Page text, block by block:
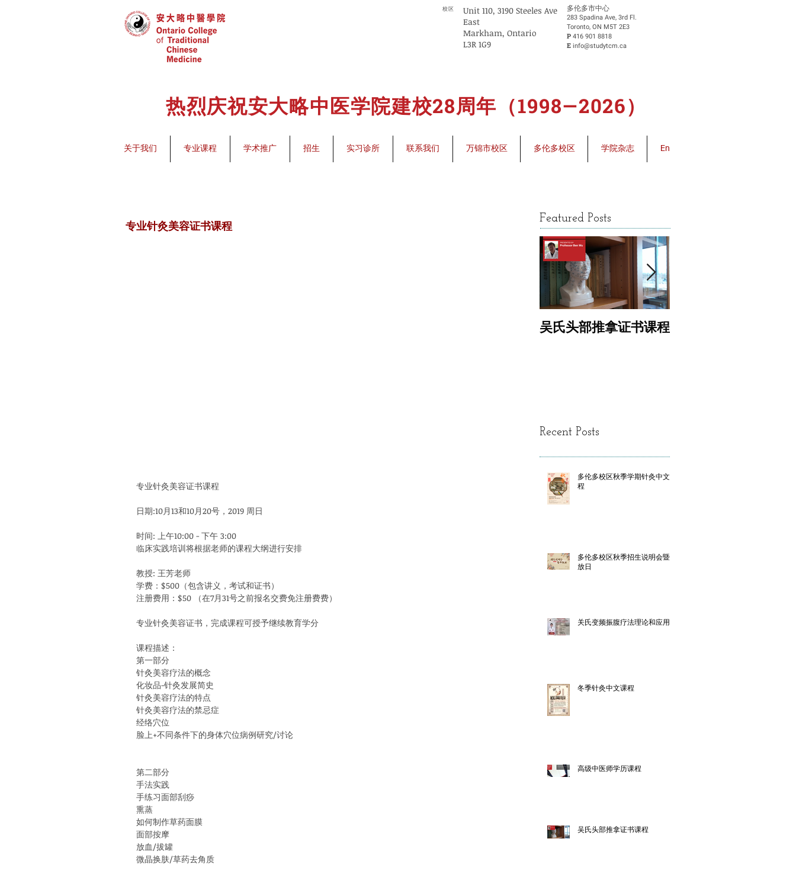
校区 ​多伦多市中心
283 Spadina Ave, 3rd Fl.
Toronto, ON M5T 2E3
P 416 901 8818
E info@studytcm.ca
Unit 110, 3190 Steeles Ave
East
Markham, Ontario
L3R 1G9
热烈庆祝安大略中医学院建校28周年（1998—2026）
关于我们 专业课程 学术推广 招生 实习诊所 联系我们 万锦市校区 多伦多校区 学院杂志 En
专业针灸美容证书课程
专业针灸美容证书课程
日期:10月13和10月20号，2019 周日
时间: 上午10:00 - 下午 3:00
临床实践培训将根据老师的课程大纲进行安排
教授: 王芳老师
学费：$500（包含讲义，考试和证书）
注册费用：$50 （在7月31号之前报名交费免注册费费）
专业针灸美容证书，完成课程可授予继续教育学分
课程描述：
第一部分
针灸美容疗法的概念
化妆品-针灸发展简史
针灸美容疗法的特点
针灸美容疗法的禁忌症
经络穴位
脸上+不同条件下的身体穴位病例研究/讨论
第二部分
手法实践
手练习面部刮痧
熏蒸
如何制作草药面膜
面部按摩
放血/拔罐
微晶换肤/草药去角质
Featured Posts
吴氏头部推拿证书课程
Recent Posts
多伦多校区秋季学期针灸中文课
程
多伦多校区秋季招生说明会暨开
放日
关氏变频振腹疗法理论和应用
冬季针灸中文课程
高级中医师学历课程
吴氏头部推拿证书课程